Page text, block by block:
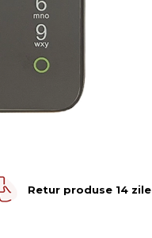
Retur produse 14 zile